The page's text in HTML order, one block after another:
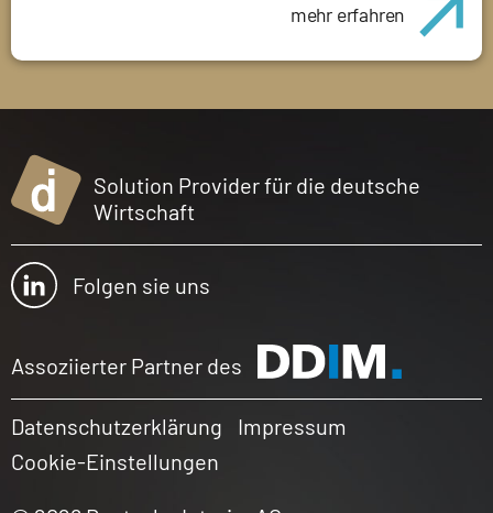
mehr erfahren
Solution Provider für die deutsche
Wirtschaft
Folgen sie uns
Assoziierter Partner des
Datenschutzerklärung
Impressum
Cookie-Einstellungen